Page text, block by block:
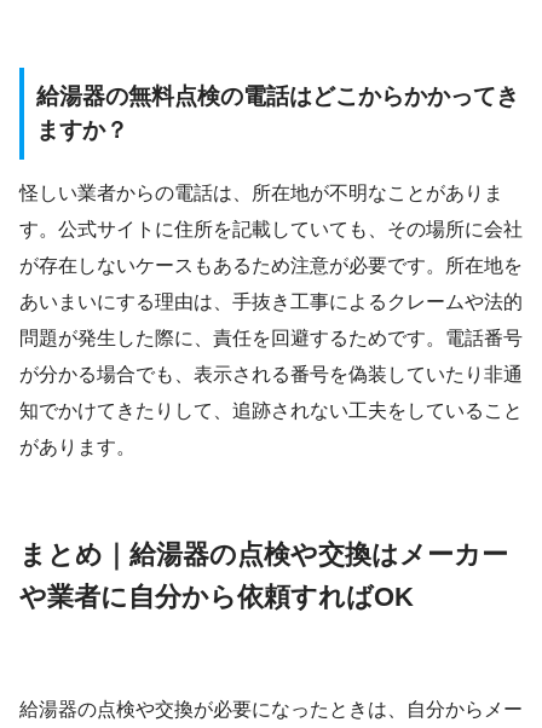
給湯器の無料点検の電話はどこからかかってき
ますか？
怪しい業者からの電話は、所在地が不明なことがありま
す。公式サイトに住所を記載していても、その場所に会社
が存在しないケースもあるため注意が必要です。所在地を
あいまいにする理由は、手抜き工事によるクレームや法的
問題が発生した際に、責任を回避するためです。電話番号
が分かる場合でも、表示される番号を偽装していたり非通
知でかけてきたりして、追跡されない工夫をしていること
があります。
まとめ｜給湯器の点検や交換はメーカー
や業者に自分から依頼すればOK
給湯器の点検や交換が必要になったときは、自分からメー